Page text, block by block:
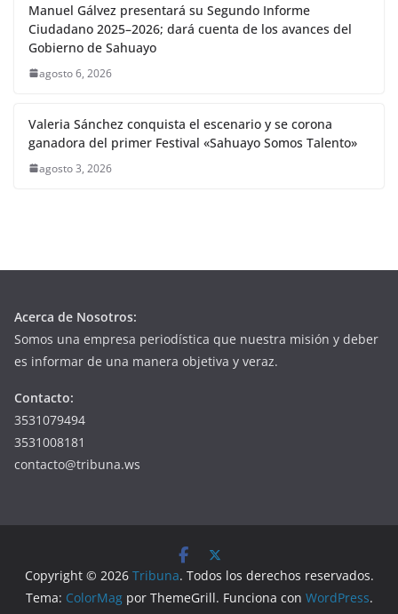
Manuel Gálvez presentará su Segundo Informe
Ciudadano 2025–2026; dará cuenta de los avances del
Gobierno de Sahuayo
agosto 6, 2026
Valeria Sánchez conquista el escenario y se corona
ganadora del primer Festival «Sahuayo Somos Talento»
agosto 3, 2026
Acerca de Nosotros:
Somos una empresa periodística que nuestra misión y deber
es informar de una manera objetiva y veraz.
Contacto:
3531079494
3531008181
contacto@tribuna.ws
Copyright © 2026 Tribuna. Todos los derechos reservados.
Tema: ColorMagpor ThemeGrill. Funciona con WordPress.